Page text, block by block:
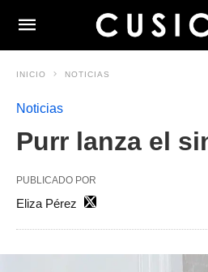
INICIO NOTICIAS
Noticias
Purr lanza el
PUBLICADO POR
Eliza Pérez